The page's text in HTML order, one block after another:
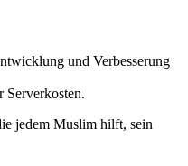
und Verbesserung
Serverkosten.
jedem Muslim hilft, sein